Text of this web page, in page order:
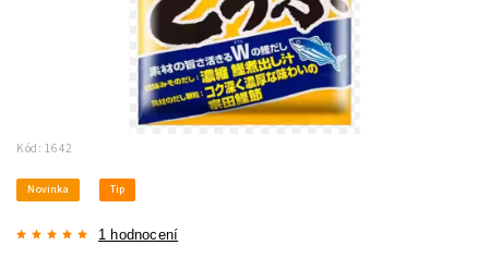
Kód: 1642
Novinka Tip
1 hodnocení